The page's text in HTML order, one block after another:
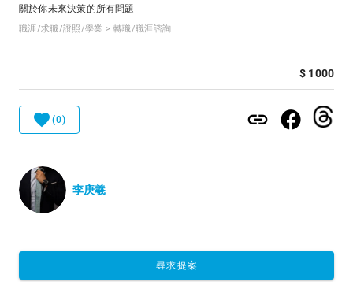
關於你未來決策的所有問題
職涯/求職/證照/學業 > 轉職/職涯諮詢
$ 1000
(0)
李庚羲
尋求提案